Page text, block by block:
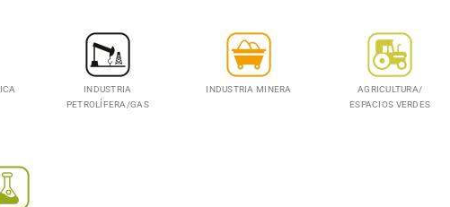
INDUSTRIA
PETROLÍFERA/GAS
INDUSTRIA MINERA
AGRICULTURA/
ESPACIOS VERDES